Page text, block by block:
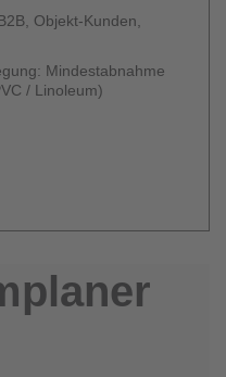
Objekt-Kunden,
Mindestabnahme
/ Linoleum)